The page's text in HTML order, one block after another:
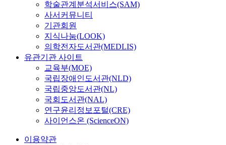
학술관계분석서비스(SAM)
사서커뮤니티
기관회원
지식나눔(LOOK)
의학전자도서관(MEDLIS)
유관기관 사이트
교육부(MOE)
국립장애인도서관(NLD)
국립중앙도서관(NL)
국회도서관(NAL)
연구윤리정보포털(CRE)
사이언스온 (ScienceON)
이용약관